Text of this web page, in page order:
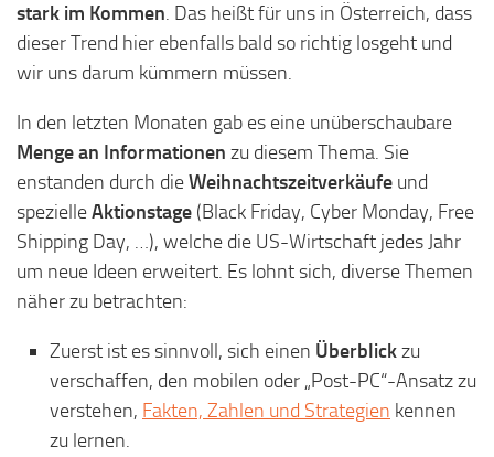
stark im Kommen. Das heißt für uns in Österreich, dass
dieser Trend hier ebenfalls bald so richtig losgeht und
wir uns darum kümmern müssen.
In den letzten Monaten gab es eine unüberschaubare
Menge an Informationen zu diesem Thema. Sie
enstanden durch dieWeihnachtszeitverkäufe und
spezielleAktionstage (Black Friday, Cyber Monday, Free
Shipping Day, …), welche die US-Wirtschaft jedes Jahr
um neue Ideen erweitert. Es lohnt sich, diverse Themen
näher zu betrachten:
Zuerst ist es sinnvoll, sich einen Überblickzu
verschaffen, den mobilen oder „Post-PC“-Ansatz zu
verstehen, Fakten, Zahlen und Strategien kennen
zu lernen.